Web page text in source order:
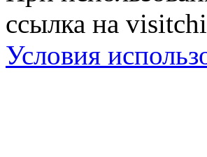
ссылка на
Условия